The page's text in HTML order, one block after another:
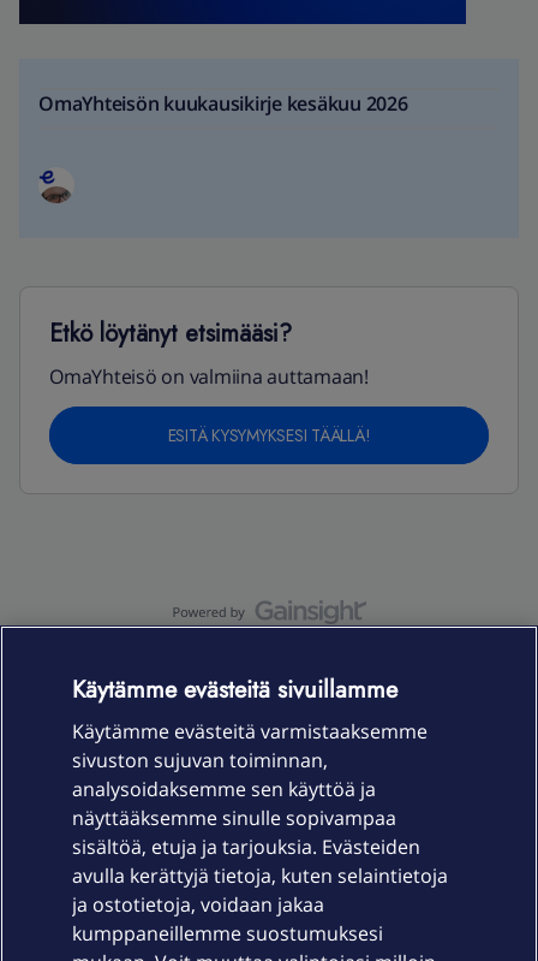
OmaYhteisön kuukausikirje kesäkuu 2026
Etkö löytänyt etsimääsi?
OmaYhteisö on valmiina auttamaan!
ESITÄ KYSYMYKSESI TÄÄLLÄ!
Laitteet & liittymät
Palvelut
Käytämme evästeitä sivuillamme
Käytämme evästeitä varmistaaksemme
sivuston sujuvan toiminnan,
analysoidaksemme sen käyttöä ja
näyttääksemme sinulle sopivampaa
sisältöä, etuja ja tarjouksia. Evästeiden
avulla kerättyjä tietoja, kuten selaintietoja
ja ostotietoja, voidaan jakaa
kumppaneillemme suostumuksesi